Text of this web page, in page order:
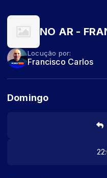
NO AR -
Locução por:
Francisco Carlos
Domingo